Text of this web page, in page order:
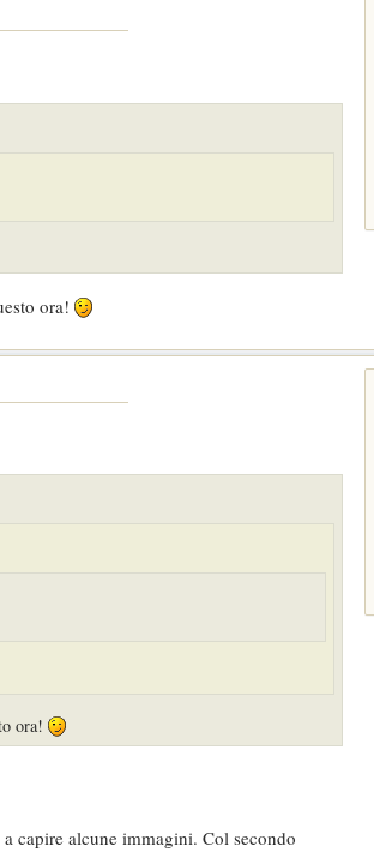
ora!
ora!
capire alcune immagini. Col secondo